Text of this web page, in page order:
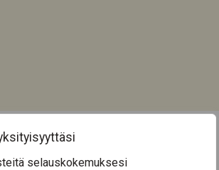
selauskokemuksesi